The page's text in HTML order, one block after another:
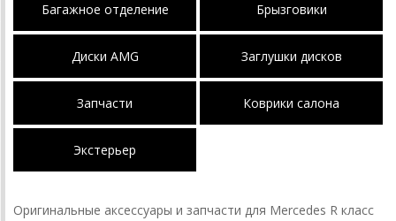
Багажное отделение Брызговики
Диски AMG Заглушки дисков
Запчасти Коврики салона
Экстерьер
Оригинальные аксессуары и запчасти для Mercedes R класс